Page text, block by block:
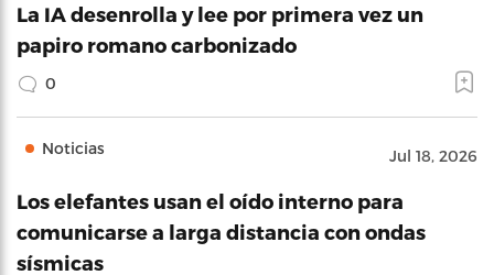
La IA desenrolla y lee por primera vez un
papiro romano carbonizado
0
Noticias Jul 18, 2026
Los elefantes usan el oído interno para
comunicarse a larga distancia con ondas
sísmicas